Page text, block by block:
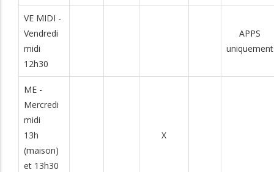
VE MIDI -
Vendredi
midi
12h30
APPS
uniquement
ME -
Mercredi
midi
13h
(maison)
et 13h30
X